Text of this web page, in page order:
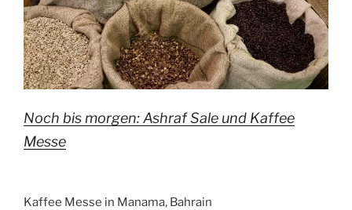
Noch bis morgen: Ashraf Sale und Kaffee
Messe
Kaffee Messe in Manama, Bahrain